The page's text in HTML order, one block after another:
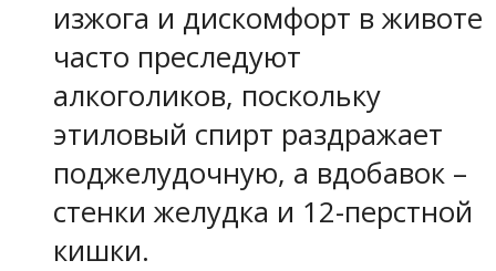
изжога и дискомфорт в животе
часто преследуют
алкоголиков, поскольку
этиловый спирт раздражает
поджелудочную, а вдобавок –
стенки желудка и 12-перстной
кишки.